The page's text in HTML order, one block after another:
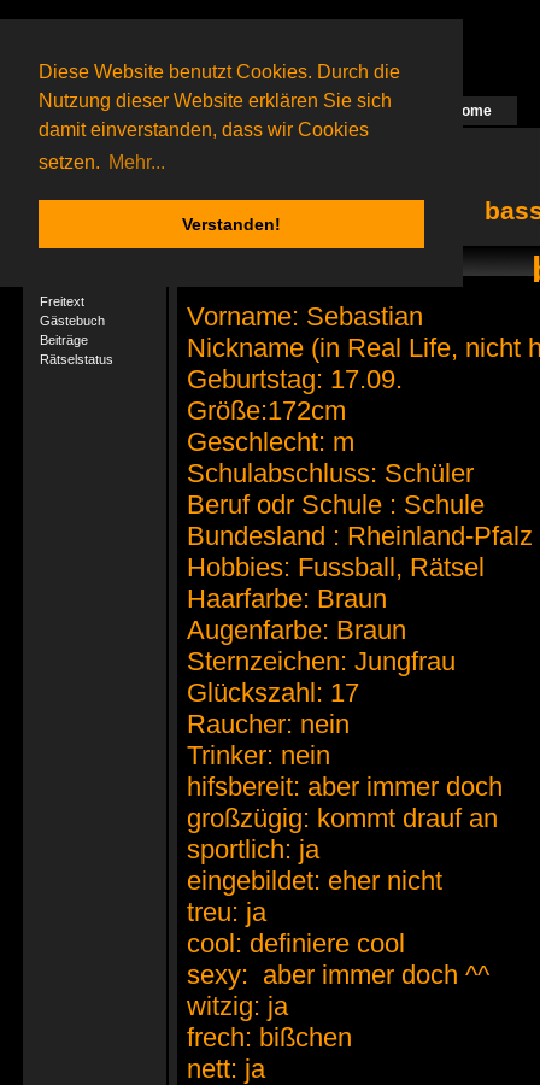
Diese Website benutzt Cookies. Durch die
Nutzung dieser Website erklären Sie sich
damit einverstanden, dass wir Cookies
setzen. Mehr...
Verstanden!
Das nächste Rätsel ist in Arbeit Home
53 Gagolganeronline(0 registrierte und 53 Gäste)
Gagolganer:
9732Rätsel online:
Freitext
Gästebuch
Beiträge
Rätselstatus
Vorname: Sebastian
Nickname (in Real Life, nicht
Geburtstag: 17.09.
Größe:172cm
Geschlecht: m
Schulabschluss: Schüler
Beruf odr Schule : Schule
Bundesland : Rheinland-Pfalz
Hobbies: Fussball, Rätsel
Haarfarbe: Braun
Augenfarbe: Braun
Sternzeichen: Jungfrau
Glückszahl: 17
Raucher: nein
Trinker: nein
hifsbereit: aber immer doch
großzügig: kommt drauf an
sportlich: ja
eingebildet: eher nicht
treu: ja
cool: definiere cool
sexy: aber immer doch ^^
witzig: ja
frech: bißchen
nett: ja